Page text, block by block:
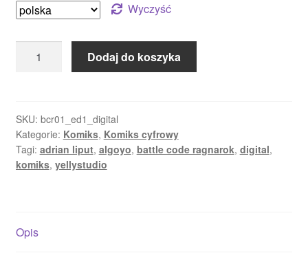
Wyczyść
Dodaj do koszyka
SKU: bcr01_ed1_digital
Kategorie: Komiks, Komiks cyfrowy
Tagi: adrian liput, algoyo, battle code ragnarok, digital,
komiks, yellystudio
Opis